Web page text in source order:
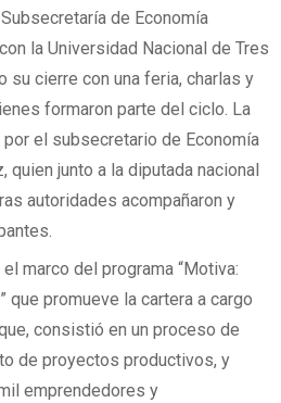
de Economía
la Universidad Nacional de Tres
su cierre con una feria, charlas y
formaron parte del ciclo. La
el subsecretario de Economía
quien junto a la diputada nacional
autoridades acompañaron y
marco del programa “Motiva:
que promueve la cartera a cargo
consistió en un proceso de
de proyectos productivos, y
emprendedores y